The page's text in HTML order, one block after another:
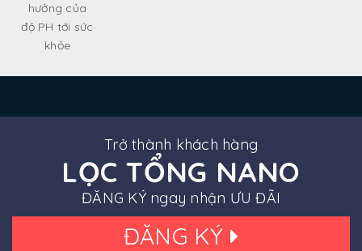
Trở thành khách hàng
LỌC TỔNG NANO
ĐĂNG KÝ ngay nhận ƯU ĐÃI
ĐĂNG KÝ